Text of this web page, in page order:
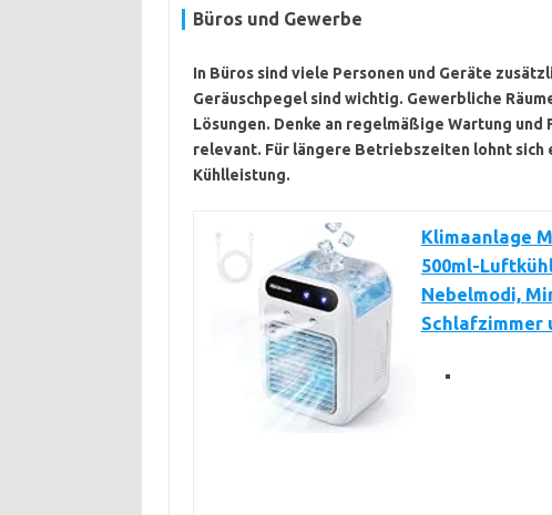
Büros und Gewerbe
In Büros sind viele Personen und Geräte
Geräuschpegel sind wichtig. Gewerbliche
Lösungen. Denke an regelmäßige Wartung
relevant. Für längere Betriebszeiten lohnt
Kühlleistung.
Klimaanlage
500ml-
Nebelmodi,
Schlafzimmer